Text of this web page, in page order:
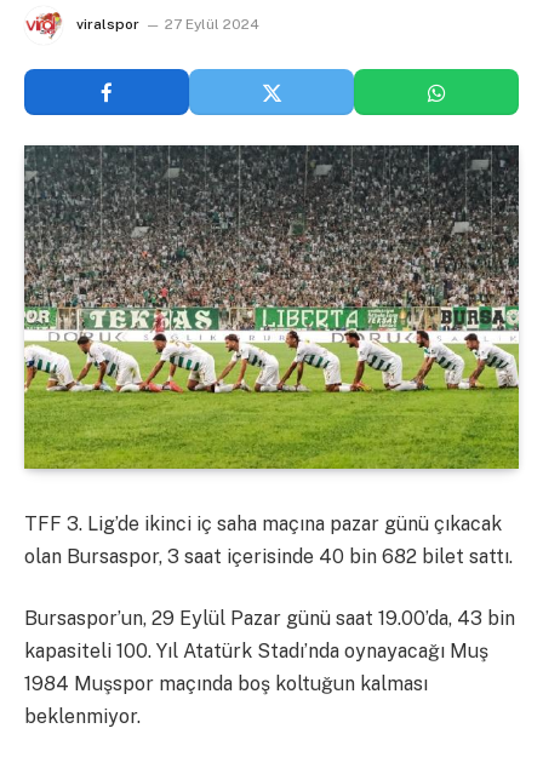
viralspor 27 Eylül 2024
TFF 3. Lig’de ikinci iç saha maçına pazar günü çıkacak
olan Bursaspor, 3 saat içerisinde 40 bin 682 bilet sattı.
Bursaspor’un, 29 Eylül Pazar günü saat 19.00’da, 43 bin
kapasiteli 100. Yıl Atatürk Stadı’nda oynayacağı Muş
1984 Muşspor maçında boş koltuğun kalması
beklenmiyor.